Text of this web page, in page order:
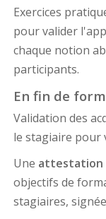
Exercices
pour valider
chaque notion
participants.
En fin de
Validation des
le stagiaire pour
Une attestation
objectifs de
stagiaires,